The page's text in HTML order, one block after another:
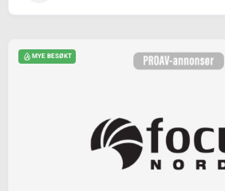
MYE BESØKT